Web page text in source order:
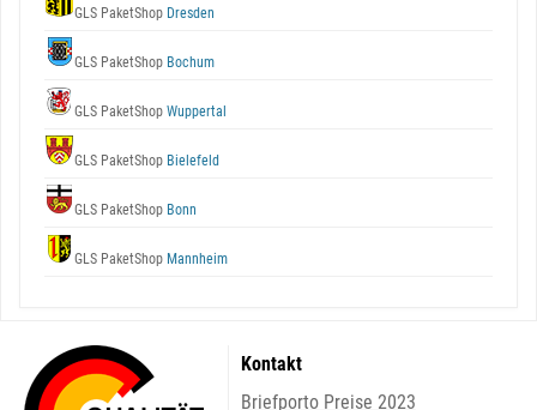
GLS PaketShop Dresden
GLS PaketShop Bochum
GLS PaketShop Wuppertal
GLS PaketShop Bielefeld
GLS PaketShop Bonn
GLS PaketShop Mannheim
Kontakt
Briefporto Preise 2023